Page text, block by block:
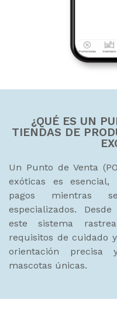
¿QUÉ ES UN
TIENDAS DE
Un Punto de Venta
exóticas es esencial,
pagos mientras
especializados.
este sistema
requisitos de cuidado
orientación precisa
mascotas únicas.